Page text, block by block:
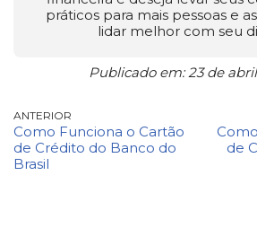
práticos para mais pessoas e
lidar melhor com seu
Publicado em: 23 de
ANTERIOR
Como Funciona o Cartão
de Crédito do Banco do
Brasil
de